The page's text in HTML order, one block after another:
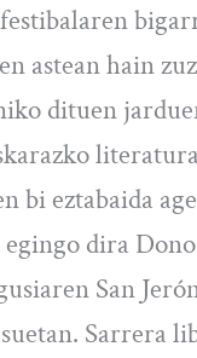
astean hain
dituen
bi eztabaida
dira
San
Sarrera